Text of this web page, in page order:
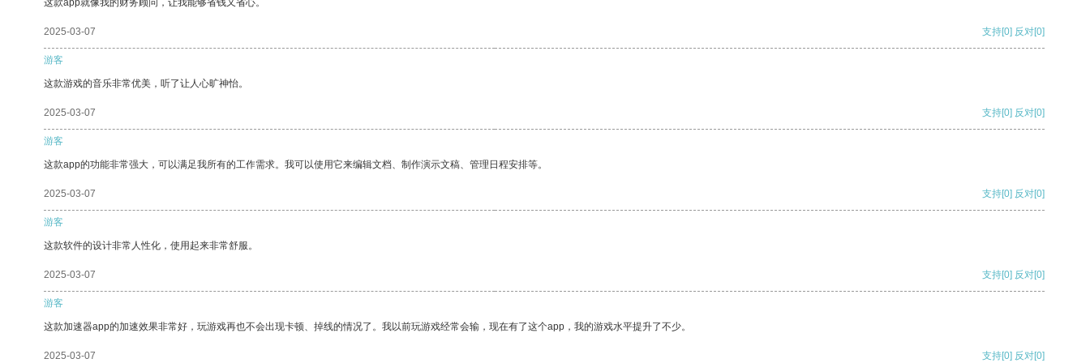
这款app就像我的财务顾问，让我能够省钱又省心。
2025-03-07 支持[0] 反对[0]
游客
这款游戏的音乐非常优美，听了让人心旷神怡。
2025-03-07 支持[0] 反对[0]
游客
这款app的功能非常强大，可以满足我所有的工作需求。我可以使用它来编辑文档、制作演示文稿、管理日程安排等。
2025-03-07 支持[0] 反对[0]
游客
这款软件的设计非常人性化，使用起来非常舒服。
2025-03-07 支持[0] 反对[0]
游客
这款加速器app的加速效果非常好，玩游戏再也不会出现卡顿、掉线的情况了。我以前玩游戏经常会输，现在有了这个app，我的游戏水平提升了不少。
2025-03-07 支持[0] 反对[0]